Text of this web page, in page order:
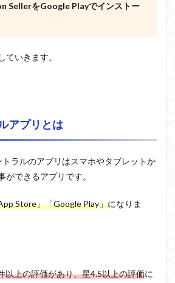
SellerをGoogle Playでインストー
ていきます。
アプリとは
ラルのアプリはスマホやタブレットか
ができるアプリです。
Store」「Google Play」になりま
以上の評価があり、星4.5以上の評価に